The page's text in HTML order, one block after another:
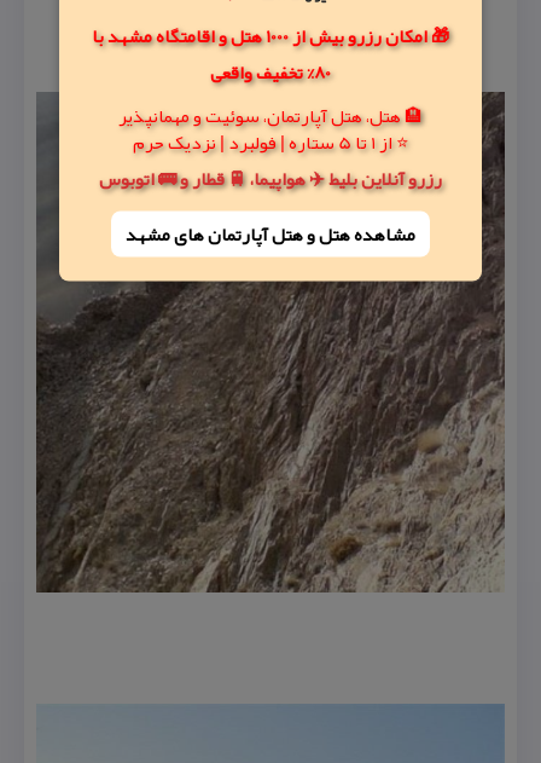
🎁 امکان رزرو بیش از 1000 هتل و اقامتگاه مشهد با
80% تخفیف واقعی
🏨 هتل، هتل آپارتمان، سوئیت و مهمانپذیر
⭐ از 1 تا 5 ستاره | فولبرد | نزدیک حرم
رزرو آنلاین بلیط ✈️ هواپیما، 🚆 قطار و 🚌 اتوبوس
مشاهده هتل و هتل‌ آپارتمان های مشهد